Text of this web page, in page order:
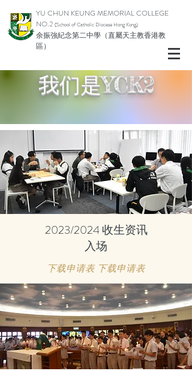
YU CHUN KEUNG MEMORIAL COLLEGE
NO.2 (School of Catholic Diocese Hong Kong)
余振強紀念第二中學（直屬天主教香港教
區）
我们是YCK2
2023/2024 收生资讯
入场
下载申请表 下载申请表